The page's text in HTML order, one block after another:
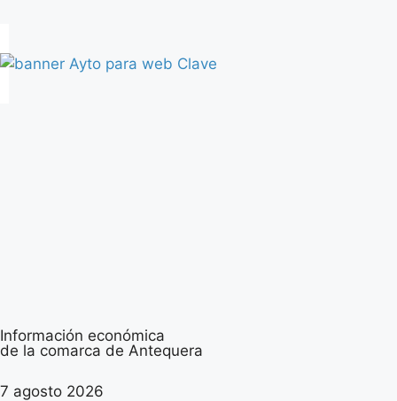
Información económica
de la comarca de Antequera
7 agosto 2026